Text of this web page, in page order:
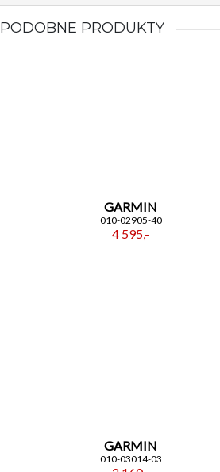
PRODUKTY
GARMIN
010-02905-40
4 595,-
GARMIN
010-03014-03
DO NEWSLETTERA